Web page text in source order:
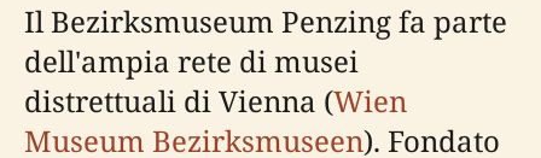
Il Bezirksmuseum Penzing fa parte
dell'ampia rete di musei
distrettuali di Vienna (Wien
Museum Bezirksmuseen). Fondato